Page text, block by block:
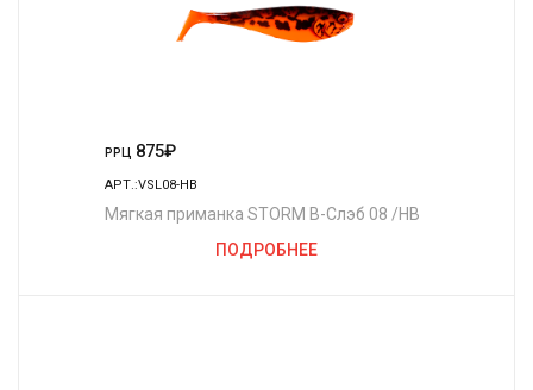
РРЦ 875₽
АРТ.:VSL08-HB
Мягкая приманка STORM В-Слэб 08 /HB
ПОДРОБНЕЕ